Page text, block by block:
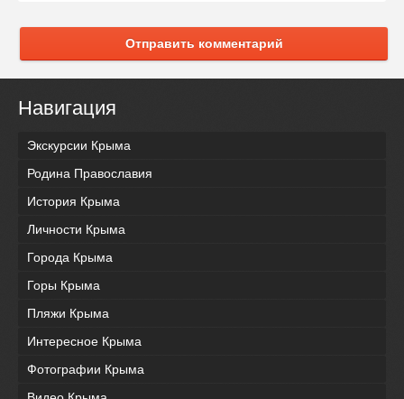
Отправить комментарий
Навигация
Экскурсии Крыма
Родина Православия
История Крыма
Личности Крыма
Города Крыма
Горы Крыма
Пляжи Крыма
Интересное Крыма
Фотографии Крыма